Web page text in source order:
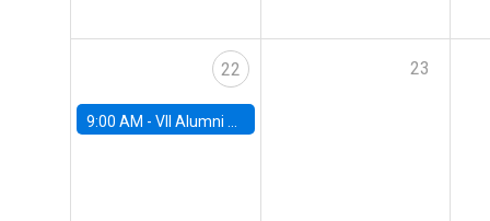
22
9:00 AM - VII Alumni Workshop
23